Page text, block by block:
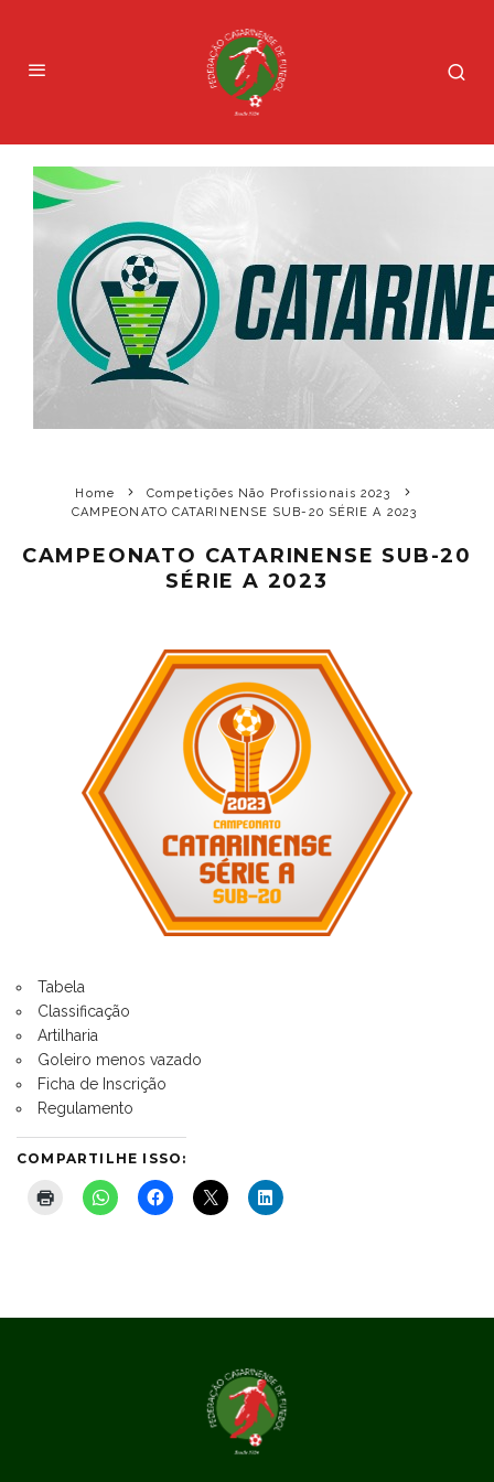
Home
Competições Não Profissionais 2023
CAMPEONATO CATARINENSE SUB-20 SÉRIE A 2023
CAMPEONATO CATARINENSE SUB-20
SÉRIE A 2023
Tabela
Classificação
Artilharia
Goleiro menos vazado
Ficha de Inscrição
Regulamento
COMPARTILHE ISSO: